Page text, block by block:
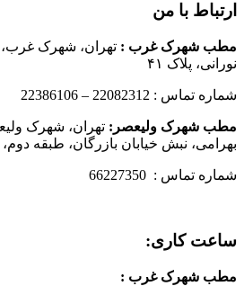
ارتباط با من
مطب شهرک غرب : تهران، شهرک غرب،
نورانی، پلاک ۴۱
شماره تماس : 22082312 – 22386106
مطب شهرک ولیعصر: تهران، شهرک
بهرامی، نبش خیابان بازرگان، طبقه
شماره تماس : 66227350
ساعت کاری:
مطب شهرک غرب :